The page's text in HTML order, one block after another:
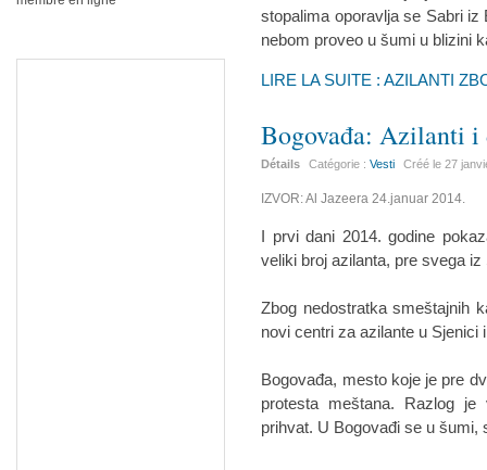
stopalima oporavlja se Sabri
nebom proveo u šumi u blizini
LIRE LA SUITE : AZILANTI
Bogovađa: Azilanti
Détails Catégorie :Vesti Créé le27
IZVOR: Al Jazeera 24.januar 2014.
I prvi dani 2014. godine
veliki broj azilanta, pre svega
Zbog nedostratka smeštajnih
novi centri za azilante u Sjenici
Bogovađa, mesto koje je pre
protesta meštana. Razlog
prihvat. U Bogovađi se u šumi,